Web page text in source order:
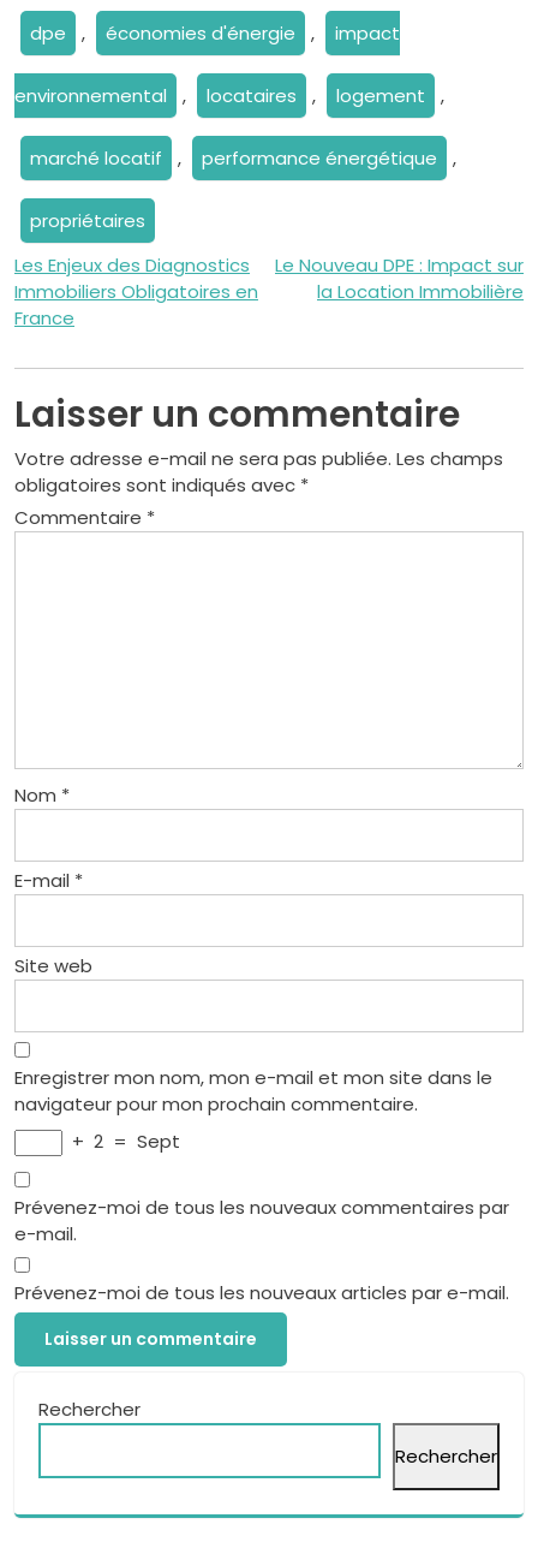
dpe , économies d'énergie , impact
environnemental , locataires , logement ,
marché locatif , performance énergétique ,
propriétaires
Navigation
de
l’article
Les Enjeux des Diagnostics
Immobiliers Obligatoires en
France
Le Nouveau DPE : Impact sur
la Location Immobilière
Laisser un commentaire
Votre adresse e-mail ne sera pas publiée. Les champs
obligatoires sont indiqués avec *
Commentaire *
Nom *
E-mail *
Site web
Enregistrer mon nom, mon e-mail et mon site dans le
navigateur pour mon prochain commentaire.
+ 2 = Sept
Prévenez-moi de tous les nouveaux commentaires par
e-mail.
Prévenez-moi de tous les nouveaux articles par e-mail.
Rechercher
Rechercher